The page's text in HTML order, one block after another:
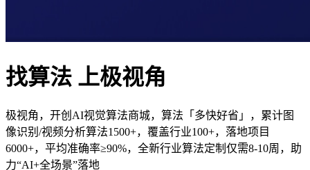
找算法 上极视角
极视角，开创AI视觉算法商城，算法「多快好省」，累计图
像识别/视频分析算法1500+，覆盖行业100+，落地项目
6000+，平均准确率≥90%，全新行业算法定制仅需8-10周，助
力“AI+全场景”落地